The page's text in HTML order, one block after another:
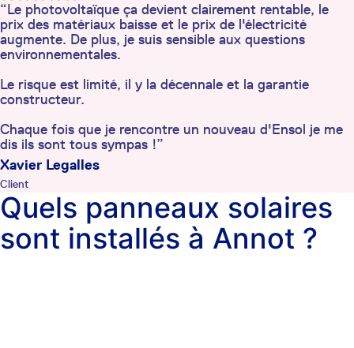
“Le photovoltaïque ça devient clairement rentable, le
prix des matériaux baisse et le prix de l'électricité
augmente. De plus, je suis sensible aux questions
environnementales.
Le risque est limité, il y la décennale et la garantie
constructeur.
Chaque fois que je rencontre un nouveau d'Ensol je me
dis ils sont tous sympas !”
Xavier Legalles
Client
Quels panneaux solaires
sont installés à Annot ?